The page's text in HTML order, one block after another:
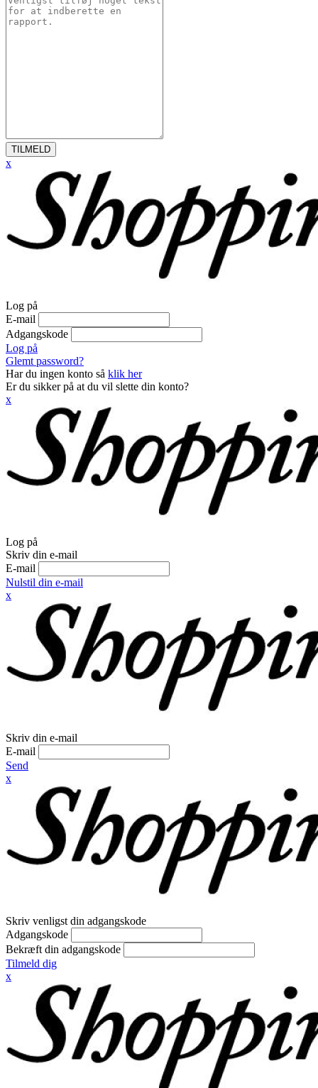
TILMELD
x
Log på
E-mail
Adgangskode
Log på
Glemt password?
Har du ingen konto så klik her
Er du sikker på at du vil slette din konto?
x
Log på
Skriv din e-mail
E-mail
Nulstil din e-mail
x
Skriv din e-mail
E-mail
Send
x
Skriv venligst din adgangskode
Adgangskode
Bekræft din adgangskode
Tilmeld dig
x